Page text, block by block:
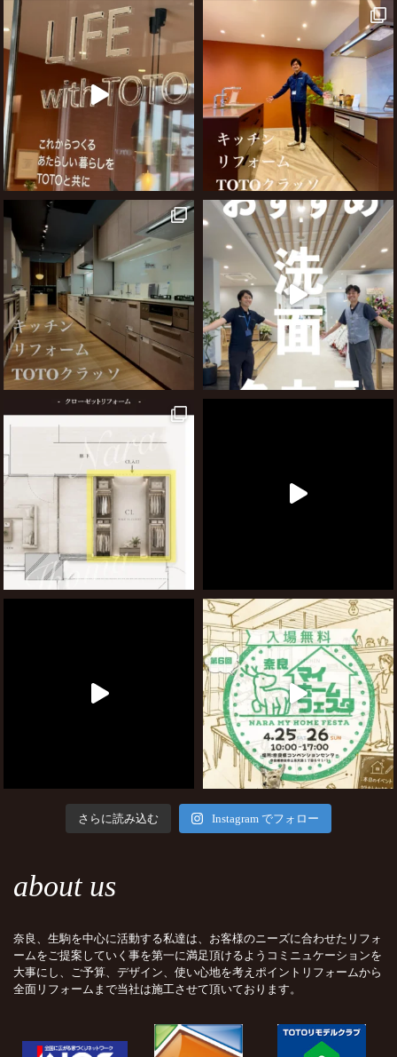
さらに読み込む Instagram でフォロー
about us
奈良、生駒を中心に活動する私達は、お客様のニーズに合わせたリフォ
ームをご提案していく事を第一に満足頂けるようコミニュケーションを
大事にし、ご予算、デザイン、使い心地を考えポイントリフォームから
全面リフォームまで当社は施工させて頂いております。